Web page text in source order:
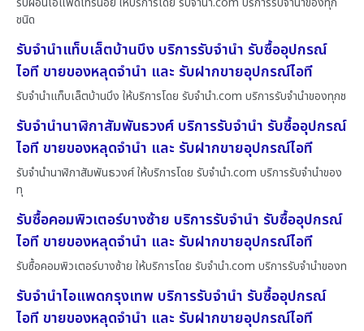
ชนิด
รับจำนำแท็บเล็ตบ้านบึง บริการรับจำนำ รับซื้ออุปกรณ์
ไอที ขายของหลุดจำนำ และ รับฝากขายอุปกรณ์ไอที
รับจำนำแท็บเล็ตบ้านบึง ให้บริการโดย รับจํานํา.com บริการรับจำนำของทุกช
รับจำนำนาฬิกาสัมพันธวงศ์ บริการรับจำนำ รับซื้ออุปกรณ์
ไอที ขายของหลุดจำนำ และ รับฝากขายอุปกรณ์ไอที
รับจำนำนาฬิกาสัมพันธวงศ์ ให้บริการโดย รับจํานํา.com บริการรับจำนำของ
ทุ
รับซื้อคอมพิวเตอร์บางซ้าย บริการรับจำนำ รับซื้ออุปกรณ์
ไอที ขายของหลุดจำนำ และ รับฝากขายอุปกรณ์ไอที
รับซื้อคอมพิวเตอร์บางซ้าย ให้บริการโดย รับจํานํา.com บริการรับจำนำของท
รับจำนำไอแพดกรุงเทพ บริการรับจำนำ รับซื้ออุปกรณ์
ไอที ขายของหลุดจำนำ และ รับฝากขายอุปกรณ์ไอที